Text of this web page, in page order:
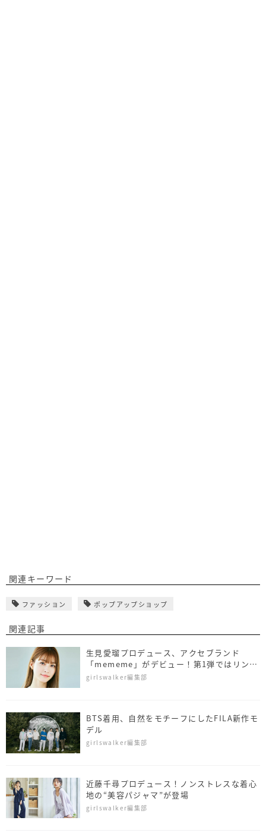
関連キーワード
ファッション ポップアップショップ
関連記事
生見愛瑠プロデュース、アクセブランド
「mememe」がデビュー！第1弾ではリング
など25アイテムを発売
girlswalker編集部
BTS着用、自然をモチーフにしたFILA新作モ
デル
girlswalker編集部
近藤千尋プロデュース！ノンストレスな着心
地の“美容パジャマ”が登場
girlswalker編集部